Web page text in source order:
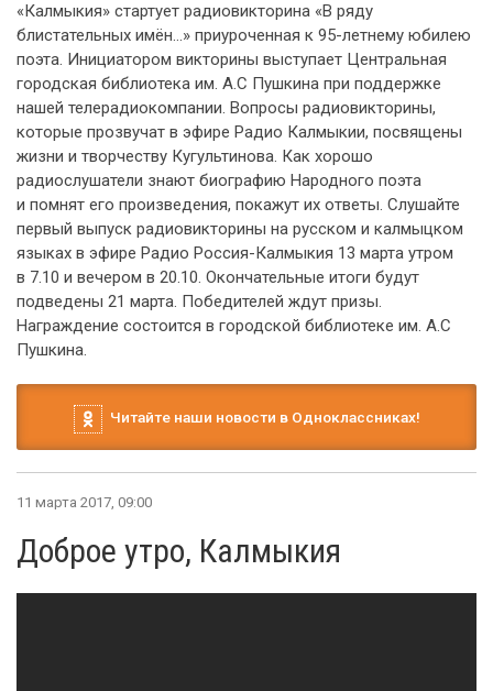
«Калмыкия» стартует радиовикторина «В ряду
блистательных имён…» приуроченная к 95-летнему юбилею
поэта. Инициатором викторины выступает Центральная
городская библиотека им. А.С Пушкина при поддержке
нашей телерадиокомпании. Вопросы радиовикторины,
которые прозвучат в эфире Радио Калмыкии, посвящены
жизни и творчеству Кугультинова. Как хорошо
радиослушатели знают биографию Народного поэта
и помнят его произведения, покажут их ответы. Слушайте
первый выпуск радиовикторины на русском и калмыцком
языках в эфире Радио Россия-Калмыкия 13 марта утром
в 7.10 и вечером в 20.10. Окончательные итоги будут
подведены 21 марта. Победителей ждут призы.
Награждение состоится в городской библиотеке им. А.С
Пушкина.
Читайте наши новости в Одноклассниках!
11 марта 2017, 09:00
Доброе утро, Калмыкия